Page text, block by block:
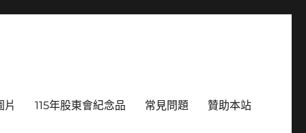
片 115年股東會紀念品 常見問題 贊助本站